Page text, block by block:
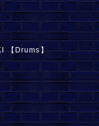
【Drums】